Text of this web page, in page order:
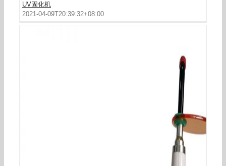
UV固化机
2021-04-09T20:39:32+08:00